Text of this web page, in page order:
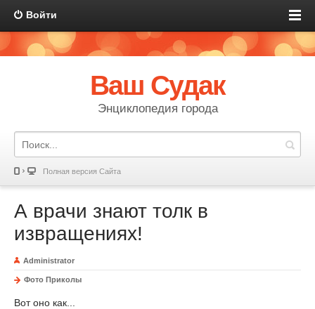
Войти
Ваш Судак
Энциклопедия города
Полная версия Сайта
А врачи знают толк в
извращениях!
Administrator
Фото Приколы
Вот оно как...